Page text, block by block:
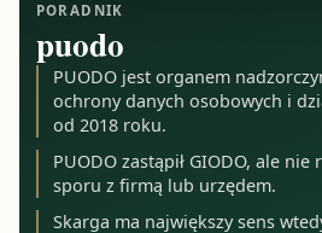
PORADNIK
puodo
PUODO jest organem
ochrony danych osobowych i
od 2018 roku.
PUODO zastąpił GIODO, ale
sporu z firmą lub urzędem.
Skarga ma największy sens